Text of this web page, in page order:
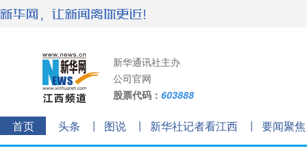
新华通讯社主办
公司官网
股票代码： 603888
首页 头条 图说 新华社记者看江西 要闻聚焦